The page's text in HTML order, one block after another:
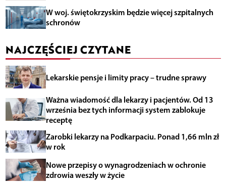
W woj. świętokrzyskim będzie więcej szpitalnych
schronów
NAJCZĘŚCIEJ CZYTANE
Lekarskie pensje i limity pracy – trudne sprawy
Ważna wiadomość dla lekarzy i pacjentów. Od 13
września bez tych informacji system zablokuje
receptę
Zarobki lekarzy na Podkarpaciu. Ponad 1,66 mln zł
w rok
Nowe przepisy o wynagrodzeniach w ochronie
zdrowia weszły w życie